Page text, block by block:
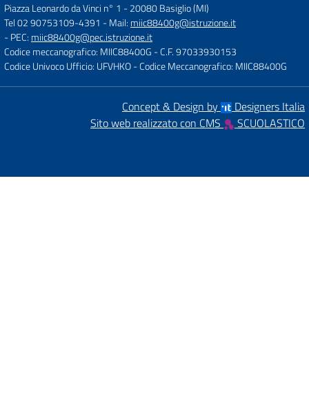
Piazza Leonardo da Vinci n° 1 -20080 Basiglio (MI)
Tel 02 90753109-4391 - Mail: miic88400g@istruzione.it
- PEC: miic88400g@pec.istruzione.it
Codice meccanografico: MIIC88400G - C.F. 97033930153
Codice Univoco Ufficio: UFVHKO- Codice Meccanografico: MIIC88400G
Concept & Design by
Designers Italia
Sito web realizzato con CMS
SCUOLASTICO